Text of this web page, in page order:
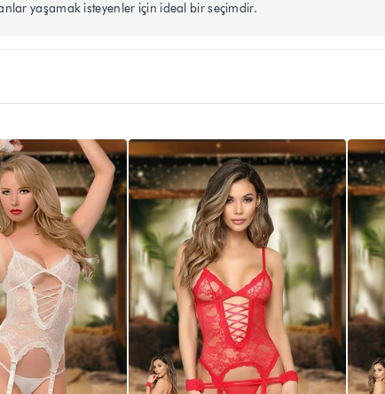
yaşamak isteyenler için ideal bir seçimdir.